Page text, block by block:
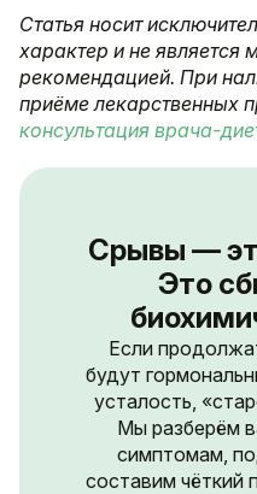
Статья носит
характер и не является
рекомендацией. При
приёме лекарственных
консультация врача-
Срывы —
Это
Если
будут
усталость,
Мы разберём
симптомам,
составим чёткий